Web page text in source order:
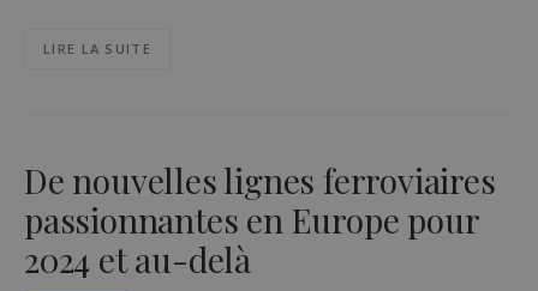
LIRE LA SUITE
De nouvelles lignes ferroviaires
passionnantes en Europe pour
2024 et au-delà